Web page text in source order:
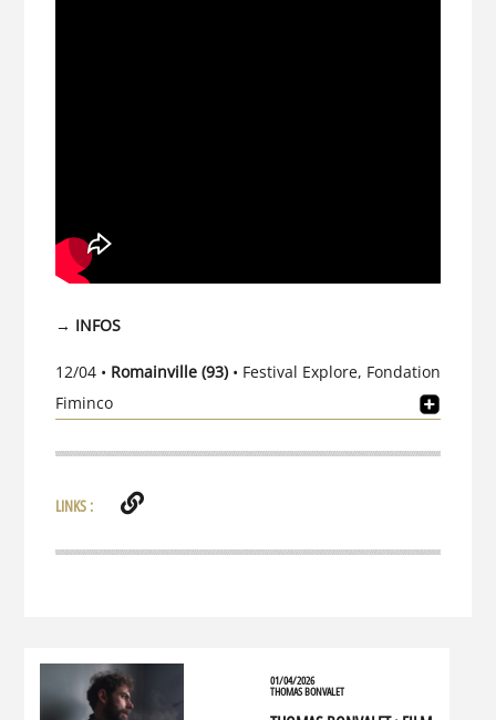
→ INFOS
12/04 • Romainville (93)• Festival Explore, Fondation
Fiminco
LINKS :
01/04/2026
THOMAS BONVALET